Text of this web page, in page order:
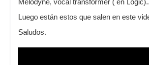
Melodyne, vocal transformer ( en
Luego están estos que salen en este
Saludos.